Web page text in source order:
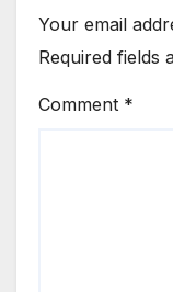
Your email
Required fields
Comment *